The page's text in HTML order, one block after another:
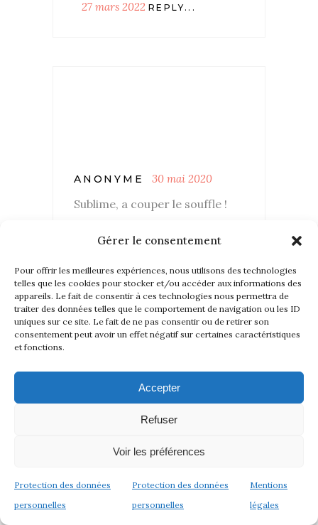
Gérer le consentement
Pour offrir les meilleures expériences, nous utilisons des technologies
telles que les cookies pour stocker et/ou accéder aux informations des
appareils. Le fait de consentir à ces technologies nous permettra de
traiter des données telles que le comportement de navigation ou les ID
uniques sur ce site. Le fait de ne pas consentir ou de retirer son
consentement peut avoir un effet négatif sur certaines caractéristiques
et fonctions.
Accepter
Refuser
Voir les préférences
Protection des données
personnelles
Protection des données
personnelles
Mentions
légales
27 mars 2022 REPLY...
ANONYME 30 mai 2020
Sublime, a couper le souffle !
REPLY...